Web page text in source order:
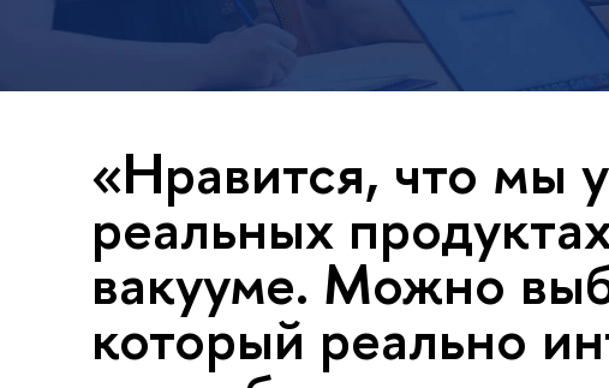
«Нравится, что мы
реальных
вакууме. Можно
который реально